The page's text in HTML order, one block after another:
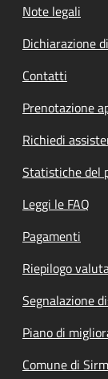
Note legali
Dichiarazione
Contatti
Prenotazione
Richiedi
Statistiche del
Leggi le FAQ
Pagamenti
Riepilogo
Segnalazione
Piano di
Comune di